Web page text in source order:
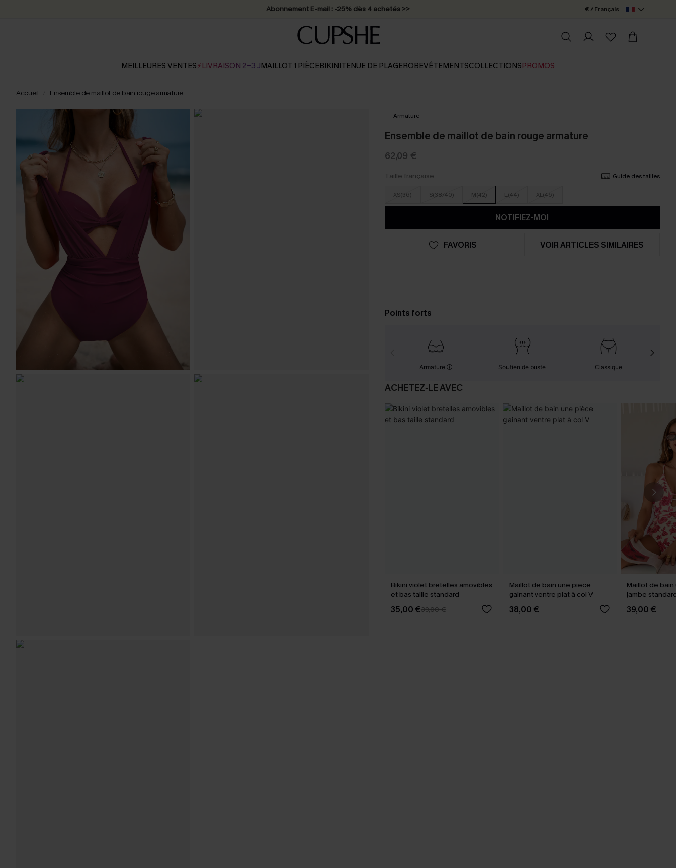
Abonnement E-mail : -25% dès 4 achetés >> € / Français
MEILLEURES VENTES⚡LIVRAISON 2-3 JMAILLOT 1 PIÈCEBIKINITENUE DE PLAGEROBEVÊTEMENTSCOLLECTIONSPROMOS
Accueil Ensemble de maillot de bain rouge armature
Armature
Ensemble de maillot de bain rouge armature
62,09 €
Taille française Guide des tailles
XS(36) S(38/40) M(42) L(44) XL(46)
NOTIFIEZ-MOI
FAVORIS VOIR ARTICLES SIMILAIRES
Points forts
Armature Soutien de buste Classique
ACHETEZ‑LE AVEC
Bikini violet bretelles amovibles
et bas taille standard
35,00 €39,00 €
Maillot de bain une pièce
gainant ventre plat à col V
38,00 €
Maillot de
jambe
39,00 €